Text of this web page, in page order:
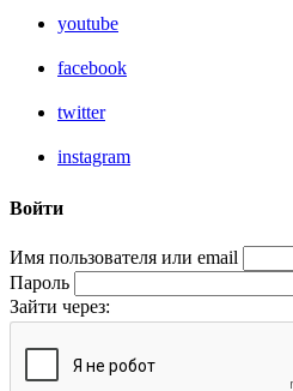
youtube
facebook
twitter
instagram
Войти
Имя пользователя или email
Пароль
Зайти через: